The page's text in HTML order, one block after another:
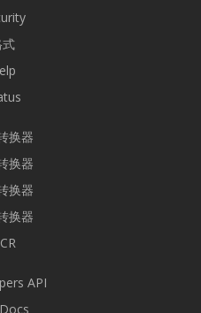
换器
换器
换器
换器
API